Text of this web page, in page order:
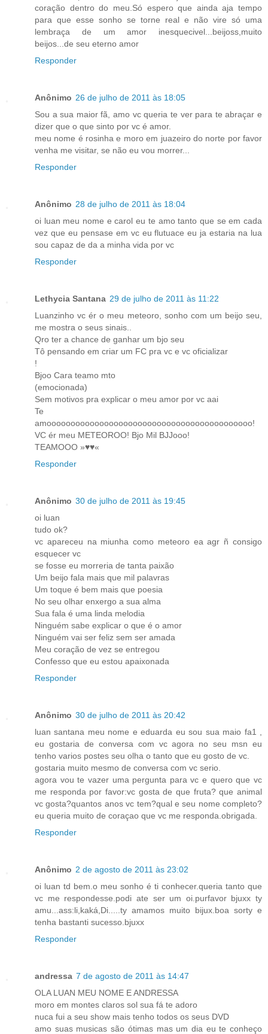
coração dentro do meu.Só espero que ainda aja tempo
para que esse sonho se torne real e não vire só uma
lembraça de um amor inesquecivel...beijoss,muito
beijos...de seu eterno amor
Responder
Anônimo 26 de julho de 2011 às 18:05
Sou a sua maior fã, amo vc queria te ver para te abraçar e
dizer que o que sinto por vc é amor.
meu nome é rosinha e moro em juazeiro do norte por favor
venha me visitar, se não eu vou morrer...
Responder
Anônimo 28 de julho de 2011 às 18:04
oi luan meu nome e carol eu te amo tanto que se em cada
vez que eu pensase em vc eu flutuace eu ja estaria na lua
sou capaz de da a minha vida por vc
Responder
Lethycia Santana 29 de julho de 2011 às 11:22
Luanzinho vc ér o meu meteoro, sonho com um beijo seu,
me mostra o seus sinais..
Qro ter a chance de ganhar um bjo seu
Tô pensando em criar um FC pra vc e vc oficializar
!
Bjoo Cara teamo mto
(emocionada)
Sem motivos pra explicar o meu amor por vc aai
Te
amooooooooooooooooooooooooooooooooooooooooooo!
VC ér meu METEOROO! Bjo Mil BJJooo!
TEAMOOO »♥♥«
Responder
Anônimo 30 de julho de 2011 às 19:45
oi luan
tudo ok?
vc apareceu na miunha como meteoro ea agr ñ consigo
esquecer vc
se fosse eu morreria de tanta paixão
Um beijo fala mais que mil palavras
Um toque é bem mais que poesia
No seu olhar enxergo a sua alma
Sua fala é uma linda melodia
Ninguém sabe explicar o que é o amor
Ninguém vai ser feliz sem ser amada
Meu coração de vez se entregou
Confesso que eu estou apaixonada
Responder
Anônimo 30 de julho de 2011 às 20:42
luan santana meu nome e eduarda eu sou sua maio fa1 ,
eu gostaria de conversa com vc agora no seu msn eu
tenho varios postes seu olha o tanto que eu gosto de vc.
gostaria muito mesmo de conversa com vc serio.
agora vou te vazer uma pergunta para vc e quero que vc
me responda por favor:vc gosta de que fruta? que animal
vc gosta?quantos anos vc tem?qual e seu nome completo?
eu queria muito de coraçao que vc me responda.obrigada.
Responder
Anônimo 2 de agosto de 2011 às 23:02
oi luan td bem.o meu sonho é ti conhecer.queria tanto que
vc me respondesse.podi ate ser um oi.purfavor bjuxx ty
amu...ass:li,kaká,Di.....ty amamos muito bijux.boa sorty e
tenha bastanti sucesso.bjuxx
Responder
andressa 7 de agosto de 2011 às 14:47
OLA LUAN MEU NOME E ANDRESSA
moro em montes claros sol sua fá te adoro
nuca fui a seu show mais tenho todos os seus DVD
amo suas musicas são ótimas mas um dia eu te conheço